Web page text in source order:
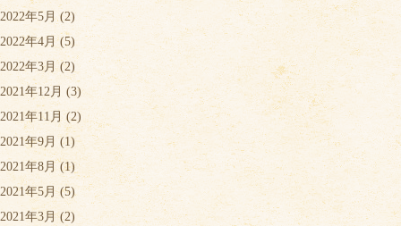
2022年5月 (2)
2022年4月 (5)
2022年3月(2)
2021年12月 (3)
2021年11月 (2)
2021年9月 (1)
2021年8月(1)
2021年5月(5)
2021年3月(2)